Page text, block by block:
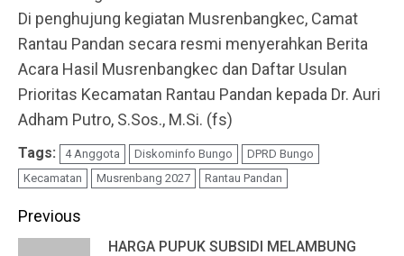
Di penghujung kegiatan Musrenbangkec, Camat
Rantau Pandan secara resmi menyerahkan Berita
Acara Hasil Musrenbangkec dan Daftar Usulan
Prioritas Kecamatan Rantau Pandan kepada Dr. Auri
Adham Putro, S.Sos., M.Si. (fs)
Tags: 4 Anggota Diskominfo Bungo
DPRD Bungo
Kecamatan
Musrenbang 2027 Rantau Pandan
Continue
Previous
HARGA PUPUK SUBSIDI MELAMBUNG